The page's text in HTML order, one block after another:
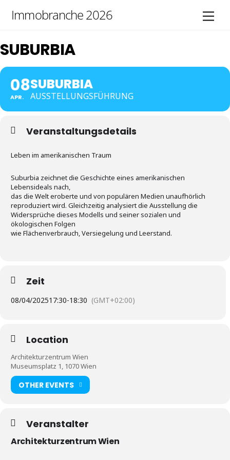
Immobranche 2026
SUBURBIA
08
APR.
SUBURBIA
AUSSTELLUNGSFÜHRUNG
Veranstaltungsdetails
Leben im amerikanischen Traum
Suburbia zeichnet die Geschichte eines amerikanischen
Lebensideals nach,
das die Welt eroberte und von populären Medien unaufhörlich
reproduziert wird. Gleichzeitig analysiert die Ausstellung die
Widersprüche dieses Modells und seiner sozialen und
ökologischen Folgen
wie Flächenverbrauch, Versiegelung und Leerstand.
Zeit
08/04/202517:30-18:30 (GMT+02:00)
Location
Architekturzentrum Wien
Museumsplatz 1, 1070 Wien
OTHER EVENTS
Veranstalter
Architekturzentrum Wien